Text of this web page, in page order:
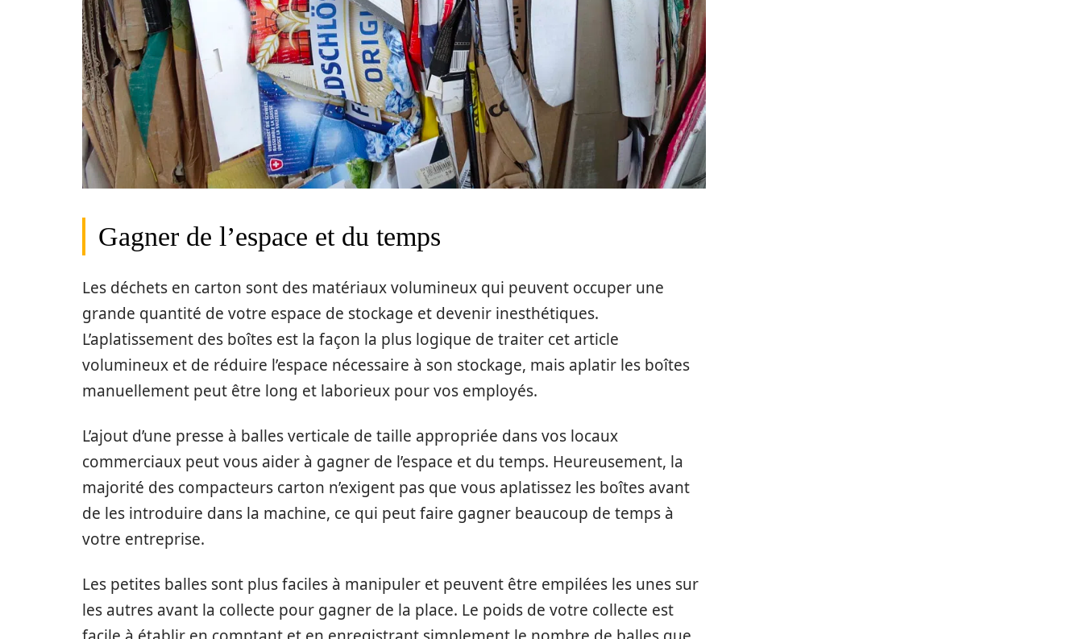
Gagner de l’espace et du temps
Les déchets en carton sont des matériaux volumineux qui peuvent occuper une
grande quantité de votre espace de stockage et devenir inesthétiques.
L’aplatissement des boîtes est la façon la plus logique de traiter cet article
volumineux et de réduire l’espace nécessaire à son stockage, mais aplatir les boîtes
manuellement peut être long et laborieux pour vos employés.
L’ajout d’une presse à balles verticale de taille appropriée dans vos locaux
commerciaux peut vous aider à gagner de l’espace et du temps. Heureusement, la
majorité des compacteurs carton n’exigent pas que vous aplatissez les boîtes avant
de les introduire dans la machine, ce qui peut faire gagner beaucoup de temps à
votre entreprise.
Les petites balles sont plus faciles à manipuler et peuvent être empilées les unes sur
les autres avant la collecte pour gagner de la place. Le poids de votre collecte est